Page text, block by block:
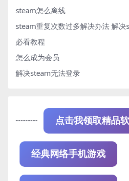
steam怎么离线
steam重复次数过多解决办法 解决
必看教程
怎么成为会员
解决steam无法登录
--------- 点击我领取精品
经典网络手机游戏